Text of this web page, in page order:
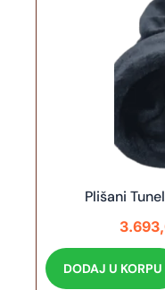
Plišani
DODAJ U KORPU